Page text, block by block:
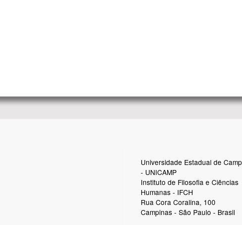
Universidade Estadual de
- UNICAMP
Instituto de Filosofia e Ciências
Humanas - IFCH
Rua Cora Coralina, 100
Campinas - São Paulo - Brasil